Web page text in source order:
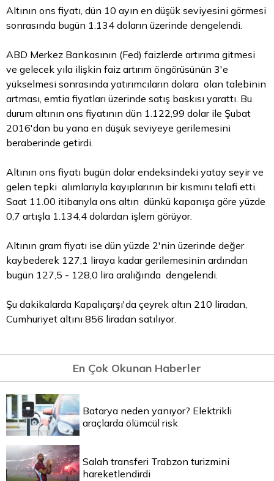
Altının ons fiyatı, dün 10 ayın en düşük seviyesini görmesi
sonrasında bugün 1.134 doların üzerinde dengelendi.
ABD Merkez Bankasının (Fed) faizlerde artırıma gitmesi
ve gelecek yıla ilişkin faiz artırım öngörüsünün 3'e
yükselmesi sonrasında yatırımcıların dolara olan talebinin
artması, emtia fiyatları üzerinde satış baskısı yarattı. Bu
durum altının ons fiyatının dün 1.122,99 dolarile Şubat
2016'dan bu yana en düşük seviyeye gerilemesini
beraberinde getirdi.
Altının ons fiyatı bugün dolar endeksindeki yatay seyir ve
gelen tepki alımlarıyla kayıplarının bir kısmını telafi etti.
Saat 11.00 itibarıyla ons altın dünkü kapanışa göre yüzde
0,7 artışla 1.134,4 dolardan işlem görüyor.
Altının gram fiyatı ise dün yüzde 2'nin üzerinde değer
kaybederek 127,1 liraya kadar gerilemesinin ardından
bugün 127,5 - 128,0 lira aralığında dengelendi.
Şu dakikalarda Kapalıçarşı'da çeyrek altın 210 liradan,
Cumhuriyet altını 856 liradan satılıyor.
En Çok Okunan Haberler
Batarya neden yanıyor? Elektrikli
araçlarda ölümcül risk
Salah transferi Trabzon turizmini
hareketlendirdi